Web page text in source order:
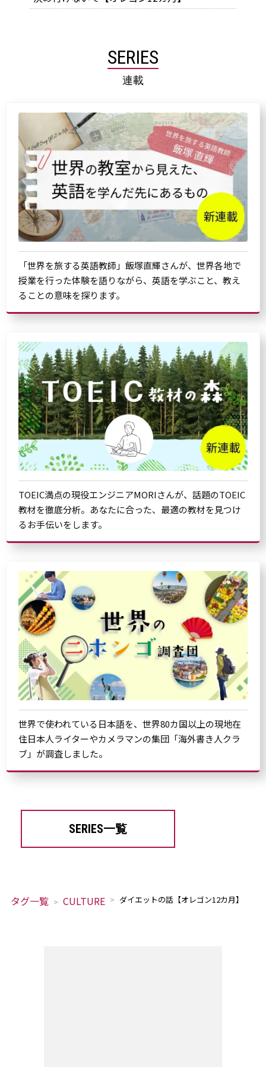
SERIES
連載
「世界を旅する英語教師」飯塚直輝さんが、世界各地で
授業を行った体験を語りながら、英語を学ぶこと、教え
ることの意味を探ります。
TOEIC満点の現役エンジニアMORIさんが、話題のTOEIC
教材を徹底分析。あなたに合った、最適の教材を見つけ
るお手伝いをします。
世界で使われている日本語を、世界80カ国以上の現地在
住日本人ライターやカメラマンの集団「海外書き人クラ
ブ」が調査しました。
SERIES一覧
タグ一覧 CULTURE ダイエットの話【オレゴン12カ月】